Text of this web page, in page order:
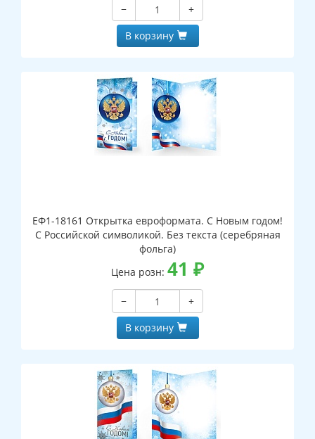
−
+
В корзину
ЕФ1-18161 Открытка евроформата. С Новым годом!
С Российской символикой. Без текста (серебряная
фольга)
Цена розн: 41 ₽
−
+
В корзину